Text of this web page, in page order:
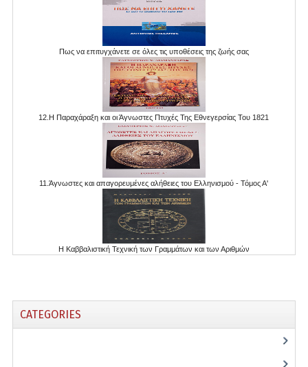
Specials
Typography
Create an Account
Contact Us
Πως να επιτυγχάνετε σε όλες τις υποθέσεις της ζωής σας
12.Η Παραχάραξη και οι Άγνωστες Πτυχές Της Εθνεγερσίας Του 1821
11.Άγνωστες και απαγορευμένες αλήθειες του Ελληνισμού - Τόμος Α'
Η Καββαλιστική Τεχνική των Γραμμάτων και των Αριθμών
CATEGORIES